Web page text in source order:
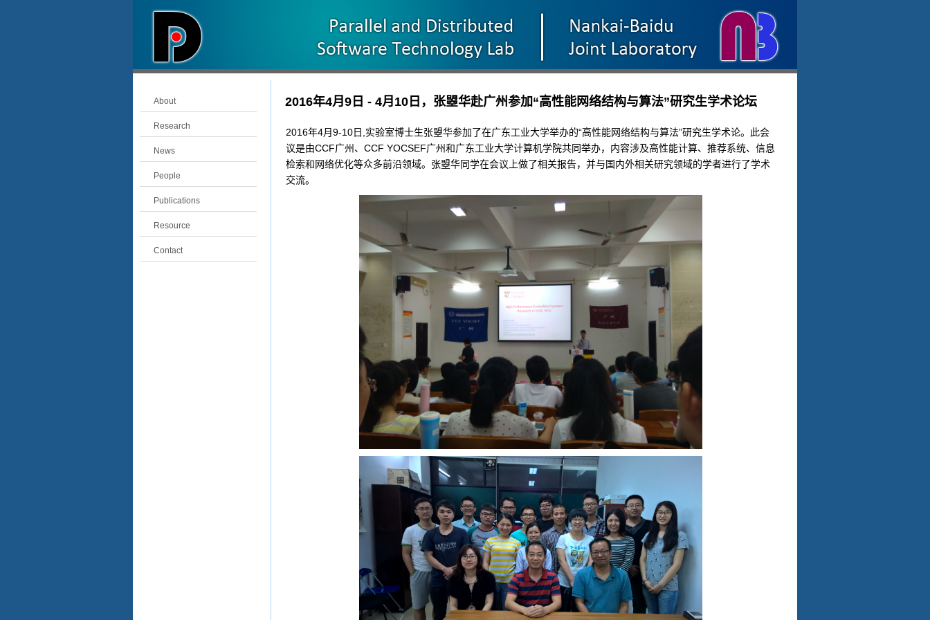
About
Research
News
People
Publications
Resource
Contact
2016年4月9日 - 4月10日，张曌华赴广州参加“高性能网络结构与算法”研究生学术论坛
2016年4月9-10日,实验室博士生张曌华参加了在广东工业大学举办的“高性能网络结构与算法”研究生学术论。此会
议是由CCF广州、CCF YOCSEF广州和广东工业大学计算机学院共同举办，内容涉及高性能计算、推荐系统、信息
检索和网络优化等众多前沿领域。张曌华同学在会议上做了相关报告，并与国内外相关研究领域的学者进行了学术
交流。